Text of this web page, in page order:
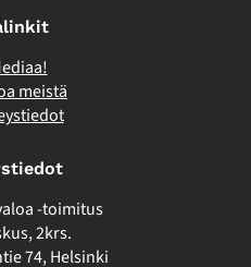
meistä
-toimitus
2krs.
74, Helsinki